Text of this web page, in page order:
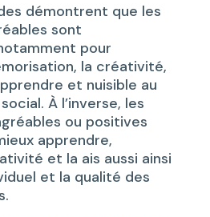
démontrent que les
sont
pour
la créativité,
et nuisible au
À l’inverse, les
ou positives
apprendre,
et la ais aussi ainsi
et la qualité des